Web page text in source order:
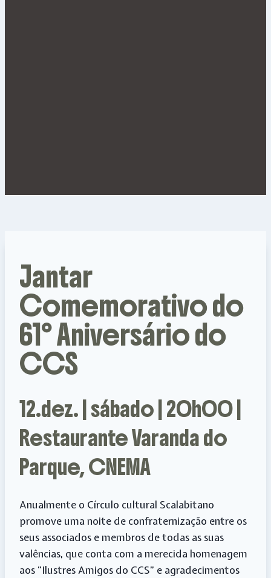
Jantar
Comemorativo do
61º Aniversário do
CCS
12.dez. | sábado | 20h00 |
Restaurante Varanda do
Parque, CNEMA
Anualmente o Círculo cultural Scalabitano
promove uma noite de confraternização entre os
seus associados e membros de todas as suas
valências, que conta com a merecida homenagem
aos “Ilustres Amigos do CCS” e agradecimentos